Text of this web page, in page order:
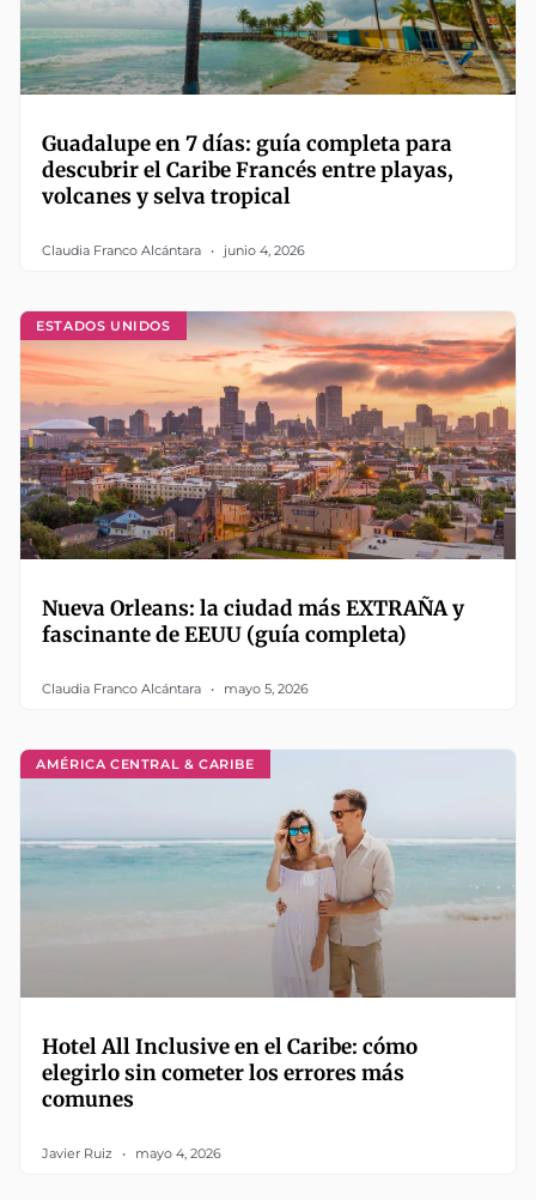
Guadalupe en 7 días: guía completa para
descubrir el Caribe Francés entre playas,
volcanes y selva tropical
Claudia Franco Alcántara junio 4, 2026
ESTADOS UNIDOS
Nueva Orleans: la ciudad más EXTRAÑA y
fascinante de EEUU (guía completa)
Claudia Franco Alcántara mayo 5, 2026
AMÉRICA CENTRAL & CARIBE
Hotel All Inclusive en el Caribe: cómo
elegirlo sin cometer los errores más
comunes
Javier Ruiz mayo 4, 2026